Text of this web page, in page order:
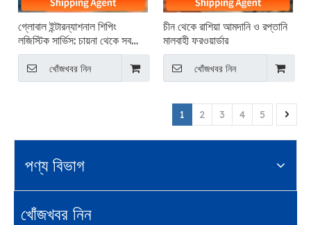
গ্লোবাল ইন্টারন্যাশনাল শিপিং
লজিস্টিক সার্ভিস: চায়না থেকে সব
জায়গায়
খোঁজখবর নিন
চীন থেকে রাশিয়া আমদানি ও রপ্তানি
মালবাহী ফরওয়ার্ডার
খোঁজখবর নিন
1 2 3 4 5
পণ্য বিভাগ
খোঁজখবর নিন